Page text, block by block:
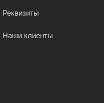
Реквизиты
Наши клиенты